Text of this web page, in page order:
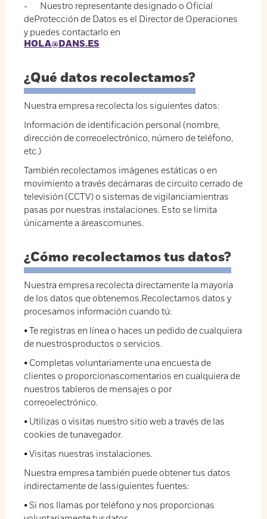
- Nuestro representante designado o Oficial
deProtección de Datos es el Director de Operaciones
y puedes contactarlo en
HOLA@DANS.ES
¿Qué datos recolectamos?
Nuestra empresa recolecta los siguientes datos:
Información de identificación personal (nombre,
dirección de correoelectrónico, número de teléfono,
etc.)
También recolectamos imágenes estáticas o en
movimiento a través decámaras de circuito cerrado de
televisión (CCTV) o sistemas de vigilanciamientras
pasas por nuestras instalaciones. Esto se limita
únicamente a áreascomunes.
¿Cómo recolectamos tus datos?
Nuestra empresa recolecta directamente la mayoría
de los datos que obtenemos.Recolectamos datos y
procesamos información cuando tú:
• Te registras en línea o haces un pedido de cualquiera
de nuestrosproductos o servicios.
• Completas voluntariamente una encuesta de
clientes o proporcionascomentarios en cualquiera de
nuestros tableros de mensajes o por
correoelectrónico.
• Utilizas o visitas nuestro sitio web a través de las
cookies de tunavegador.
• Visitas nuestras instalaciones.
Nuestra empresa también puede obtener tus datos
indirectamente de lassiguientes fuentes:
• Si nos llamas por teléfono y nos proporcionas